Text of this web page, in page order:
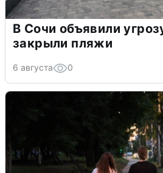
В Сочи объявили
закрыли пляжи
6 августа 0